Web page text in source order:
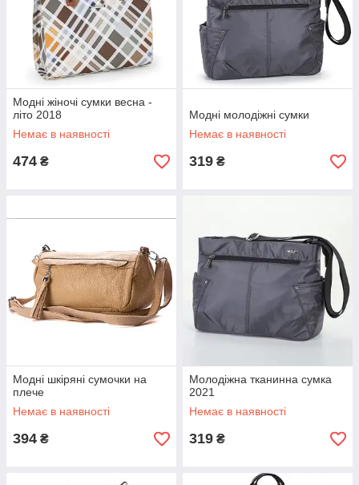
Модні жіночі сумки весна -
літо 2018
Немає в наявності
474 ₴
Модні молодіжні сумки
Немає в наявності
319 ₴
Модні шкіряні сумочки на
плече
Немає в наявності
394 ₴
Молодіжна тканинна сумка
2021
Немає в наявності
319 ₴